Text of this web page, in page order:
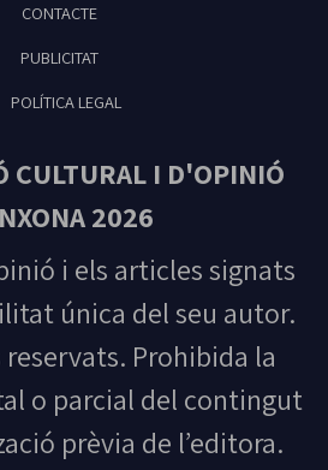
CONTACTE
PUBLICITAT
POLÍTICA LEGAL
CULTURAL I D'OPINIÓ
2026
i els articles signats
única del seu autor.
Prohibida la
o parcial del contingut
prèvia de l’editora.